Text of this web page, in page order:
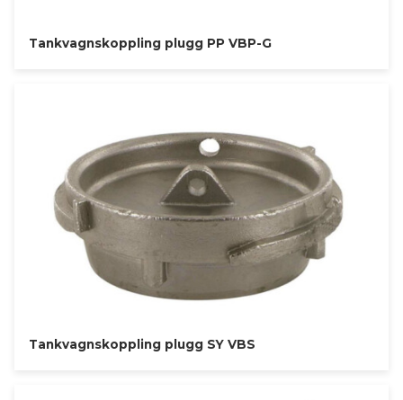
Tankvagnskoppling plugg PP VBP-G
Tankvagnskoppling plugg SY VBS